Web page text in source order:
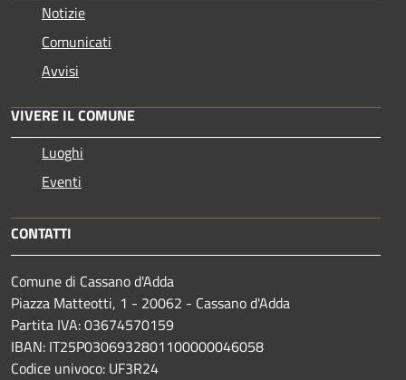
Notizie
Comunicati
Avvisi
VIVERE IL COMUNE
Luoghi
Eventi
CONTATTI
Comune di Cassano d'Adda
Piazza Matteotti, 1 - 20062 - Cassano d'Adda
Partita IVA: 03674570159
IBAN: IT25P0306932801100000046058
Codice univoco: UF3R24